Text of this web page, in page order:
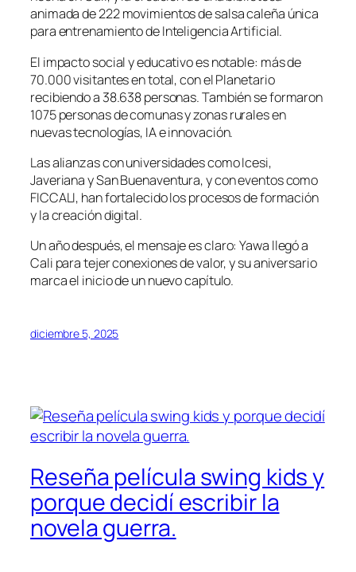
animada de 222 movimientos de salsa caleña única
para entrenamiento de Inteligencia Artificial.
El impacto social y educativo es notable: más de
70.000 visitantes en total, con el Planetario
recibiendo a 38.638 personas. También se formaron
1075 personas de comunas y zonas rurales en
nuevas tecnologías, IA e innovación.
Las alianzas con universidades como Icesi,
Javeriana y San Buenaventura, y con eventos como
FICCALI, han fortalecido los procesos de formación
y la creación digital.
Un año después, el mensaje es claro: Yawa llegó a
Cali para tejer conexiones de valor, y su aniversario
marca el inicio de un nuevo capítulo.
diciembre 5, 2025
Reseña película swing kids y
porque decidí escribir la
novela guerra.